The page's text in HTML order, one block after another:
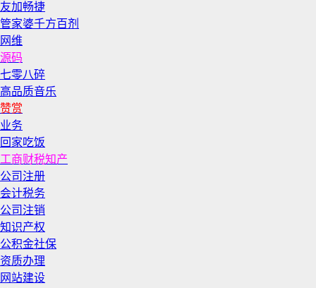
友加畅捷
管家婆千方百剂
网维
源码
七零八碎
高品质音乐
赞赏
业务
回家吃饭
工商财税知产
公司注册
会计税务
公司注销
知识产权
公积金社保
资质办理
网站建设